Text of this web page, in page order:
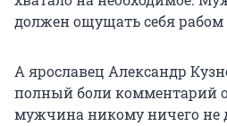
должен ощущать себя рабом
А ярославец Александр
полный боли комментарий
мужчина никому ничего не